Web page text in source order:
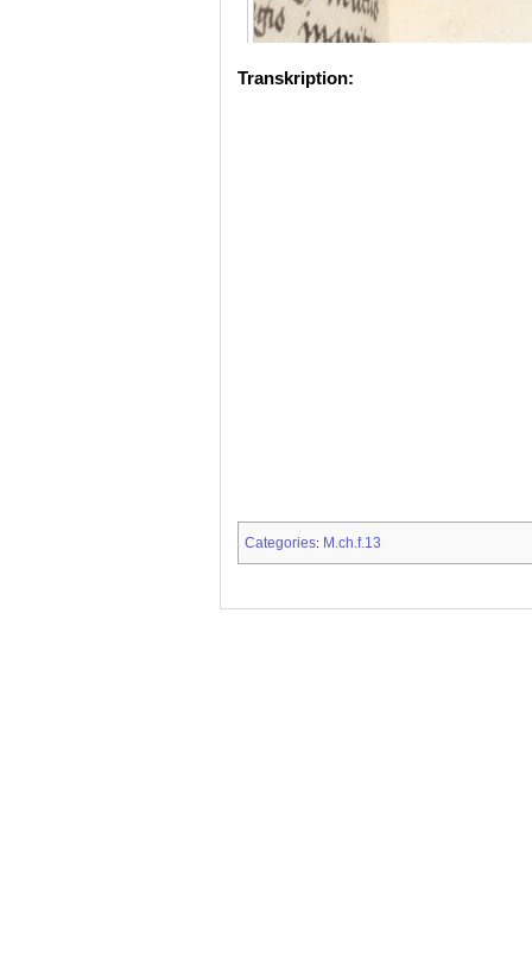
Transkription:
Categories: M.ch.f.13